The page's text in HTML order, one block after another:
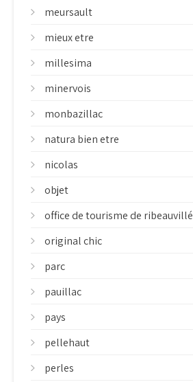
meursault
mieux etre
millesima
minervois
monbazillac
natura bien etre
nicolas
objet
office de tourisme de ribeauvillé
original chic
parc
pauillac
pays
pellehaut
perles